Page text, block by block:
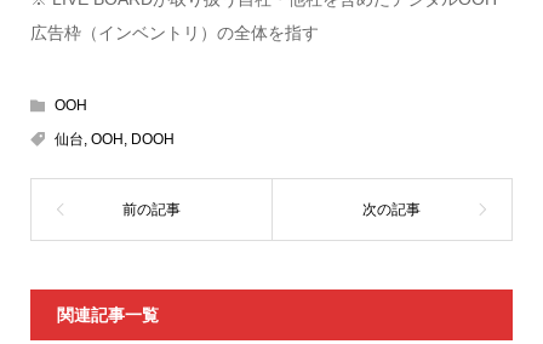
広告枠（インベントリ）の全体を指す
OOH
仙台, OOH , DOOH
関連記事一覧